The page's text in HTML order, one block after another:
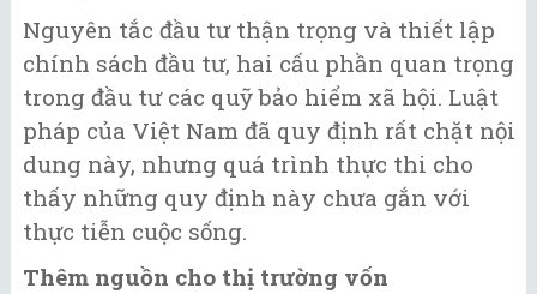
Nguyên tắc đầu tư thận trọng và thiết lập
chính sách đầu tư, hai cấu phần quan trọng
trong đầu tư các quỹ bảo hiểm xã hội. Luật
pháp của Việt Nam đã quy định rất chặt nội
dung này, nhưng quá trình thực thi cho
thấy những quy định này chưa gắn với
thực tiễn cuộc sống.
Thêm nguồn cho thị trường vốn